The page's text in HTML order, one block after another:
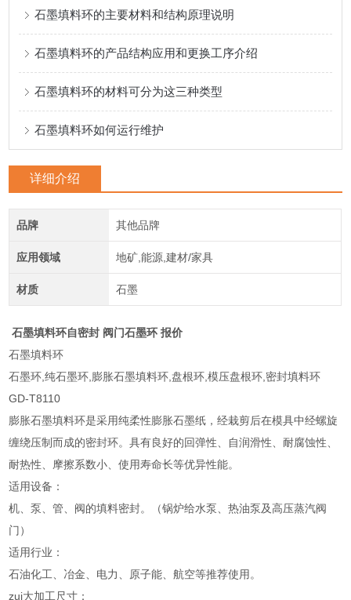
石墨填料环的主要材料和结构原理说明
石墨填料环的产品结构应用和更换工序介绍
石墨填料环的材料可分为这三种类型
石墨填料环如何运行维护
详细介绍
品牌 其他品牌
应用领域 地矿,能源,建材/家具
材质 石墨
石墨填料环自密封 阀门石墨环 报价
石墨填料环
石墨环,纯石墨环,膨胀石墨填料环,盘根环,模压盘根环,密封填料环
GD-T8110
膨胀石墨填料环是采用纯柔性膨胀石墨纸，经栽剪后在模具中经螺旋
缠绕压制而成的密封环。具有良好的回弹性、自润滑性、耐腐蚀性、
耐热性、摩擦系数小、使用寿命长等优异性能。
适用设备：
机、泵、管、阀的填料密封。（锅炉给水泵、热油泵及高压蒸汽阀
门）
适用行业：
石油化工、冶金、电力、原子能、航空等推荐使用。
zui大加工尺寸：